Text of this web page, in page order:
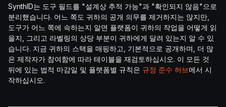
SynthID는 도구 필드를 "설계상 추적 가능"과 "확인되지 않음"으로
분리했습니다. 어느 쪽도 귀하의 공개 의무를 제거하지는 않지만,
도구가 어느 쪽에 속하는지 알면 플랫폼이 귀하의 작업을 어떻게 읽
을지, 그리고 라벨링의 상당 부분이 귀하에게 달려 있는지 알 수 있
습니다. 지금 귀하의 스택을 매핑하고, 기본적으로 공개하며, 더 많
은 제작자가 참여함에 따라 테이블을 재검토하십시오. 이 모든 것
뒤에 있는 법적 마감일 및 플랫폼별 규칙은 규정 준수 허브에서 시
작하십시오.